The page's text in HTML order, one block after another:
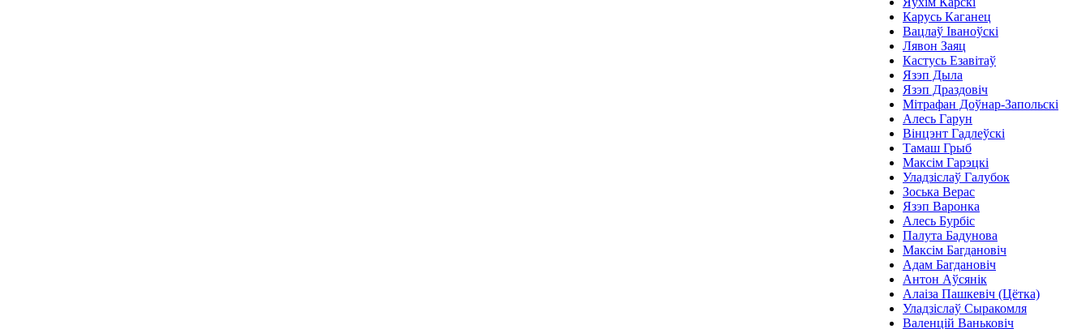
Карусь Каганец
Вацлаў Іваноўскі
Лявон Заяц
Кастусь Езавітаў
Язэп Дыла
Язэп Драздовіч
Мітрафан Доўнар-Запольскі
Алесь Гарун
Вінцэнт Гадлеўскі
Тамаш Грыб
Максім Гарэцкі
Уладзіслаў Галубок
Зоська Верас
Язэп Варонка
Алесь Бурбіс
Палута Бадунова
Максім Багдановіч
Адам Багдановіч
Антон Аўсянік
Алаіза Пашкевіч (Цётка)
Уладзіслаў Сыракомля
Валенцій Ваньковіч